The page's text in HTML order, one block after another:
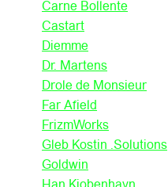
Carne Bollente
Castart
Diemme
Dr. Martens
Drole de Monsieur
Far Afield
FrizmWorks
Gleb Kostin .Solutions
Goldwin